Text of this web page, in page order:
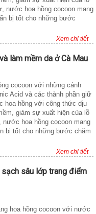
nước hoa hồng cocoon mang
bị tốt cho những bước
Xem chi tiết
làm mềm da ở Cà Mau
cocoon với những cánh
Acid và các thành phần giữ
hoa hồng với công thức dịu
giảm sự xuất hiện của lỗ
nước hoa hồng cocoon mang
bị tốt cho những bước chăm
Xem chi tiết
sâu lớp trang điểm
hoa hồng cocoon với nước